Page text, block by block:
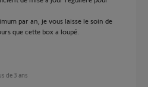
par an, je vous laisse le soin de
que cette box a loupé.
de 3 ans